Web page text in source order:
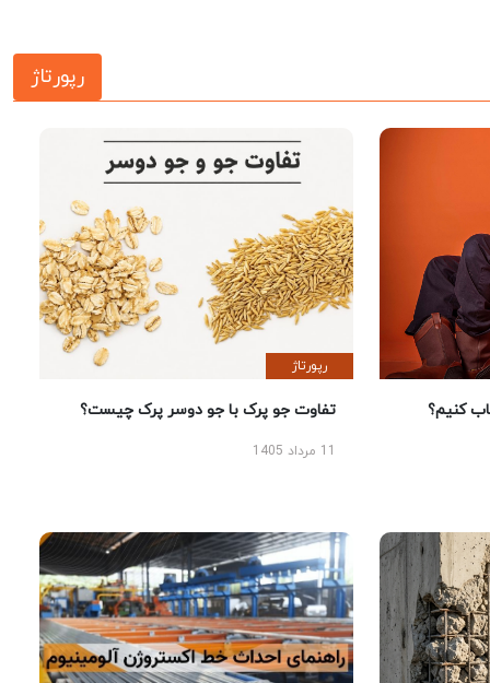
رپورتاژ
کنیم؟
رپورتاژ
تفاوت جو پرک با جو دوسر پرک چیست؟